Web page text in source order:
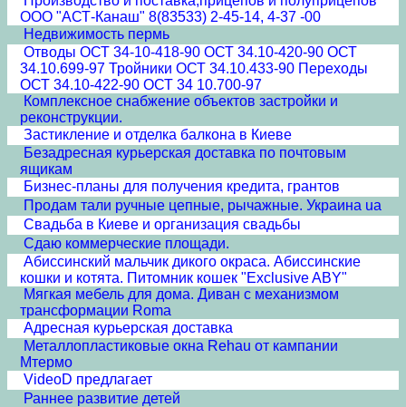
ООО "АСТ-Канаш" 8(83533) 2-45-14, 4-37 -00
Недвижимость пермь
Отводы ОСТ 34-10-418-90 ОСТ 34.10-420-90 ОСТ
34.10.699-97 Тройники ОСТ 34.10.433-90 Переходы
ОСТ 34.10-422-90 ОСТ 34 10.700-97
Комплексное снабжение объектов застройки и
реконструкции.
Застикление и отделка балкона в Киеве
Безадресная курьерская доставка по почтовым
ящикам
Бизнес-планы для получения кредита, грантов
Продам тали ручные цепные, рычажные. Украина ua
Свадьба в Киеве и организация свадьбы
Сдаю коммерческие площади.
Абиссинский мальчик дикого окраса. Абиссинские
кошки и котята. Питомник кошек "Exclusive ABY"
Мягкая мебель для дома. Диван с механизмом
трансформации Roma
Адресная курьерская доставка
Металлопластиковые окна Rehau от кампании
Мтермо
VideoD предлагает
Раннее развитие детей